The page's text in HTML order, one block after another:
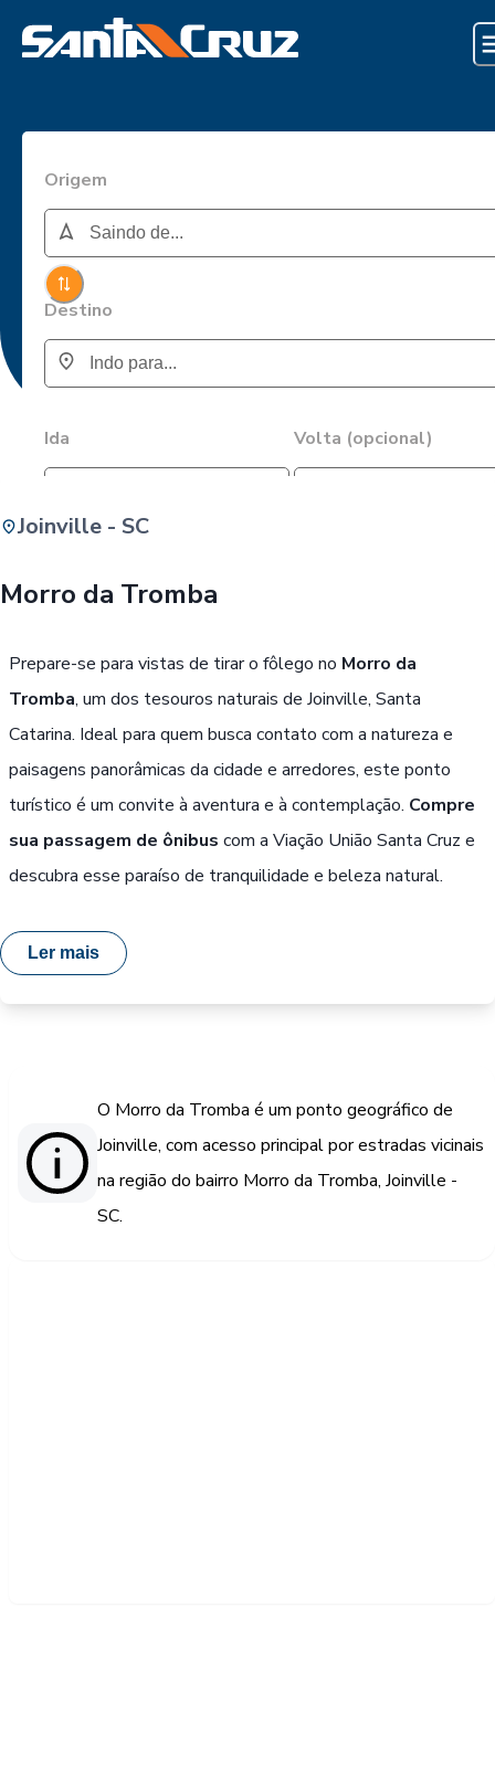
Origem
Destino
Ida Volta (opcional)
Joinville - SC
Morro da Tromba
Prepare-se para vistas de tirar o fôlego no Morro da
Tromba, um dos tesouros naturais de Joinville, Santa
Catarina. Ideal para quem busca contato com a natureza e
paisagens panorâmicas da cidade e arredores, este ponto
turístico é um convite à aventura e à contemplação. Compre
sua passagem de ônibus com a Viação União Santa Cruz e
descubra esse paraíso de tranquilidade e beleza natural.
Ler mais
O Morro da Tromba é um ponto geográfico de
Joinville, com acesso principal por estradas vicinais
na região do bairro Morro da Tromba, Joinville -
SC.